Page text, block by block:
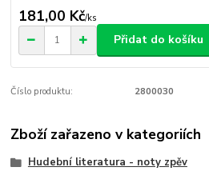
181,00 Kč/ks
Přidat do košíku
Číslo produktu: 2800030
Zboží zařazeno v kategoriích
Hudební literatura - noty zpěv